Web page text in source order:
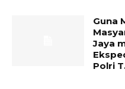
Guna
Jaya
Polri